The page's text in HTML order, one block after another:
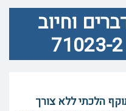
וחיוב
הלכתי ללא צורך